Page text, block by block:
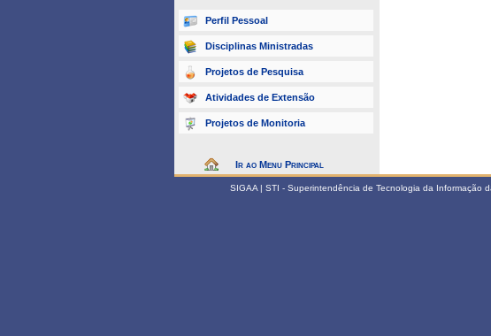
Perfil Pessoal
Disciplinas Ministradas
Projetos de Pesquisa
Atividades de Extensão
Projetos de Monitoria
Ir ao Menu Principal
SIGAA | STI - Superintendência de Tecnologia da Informação